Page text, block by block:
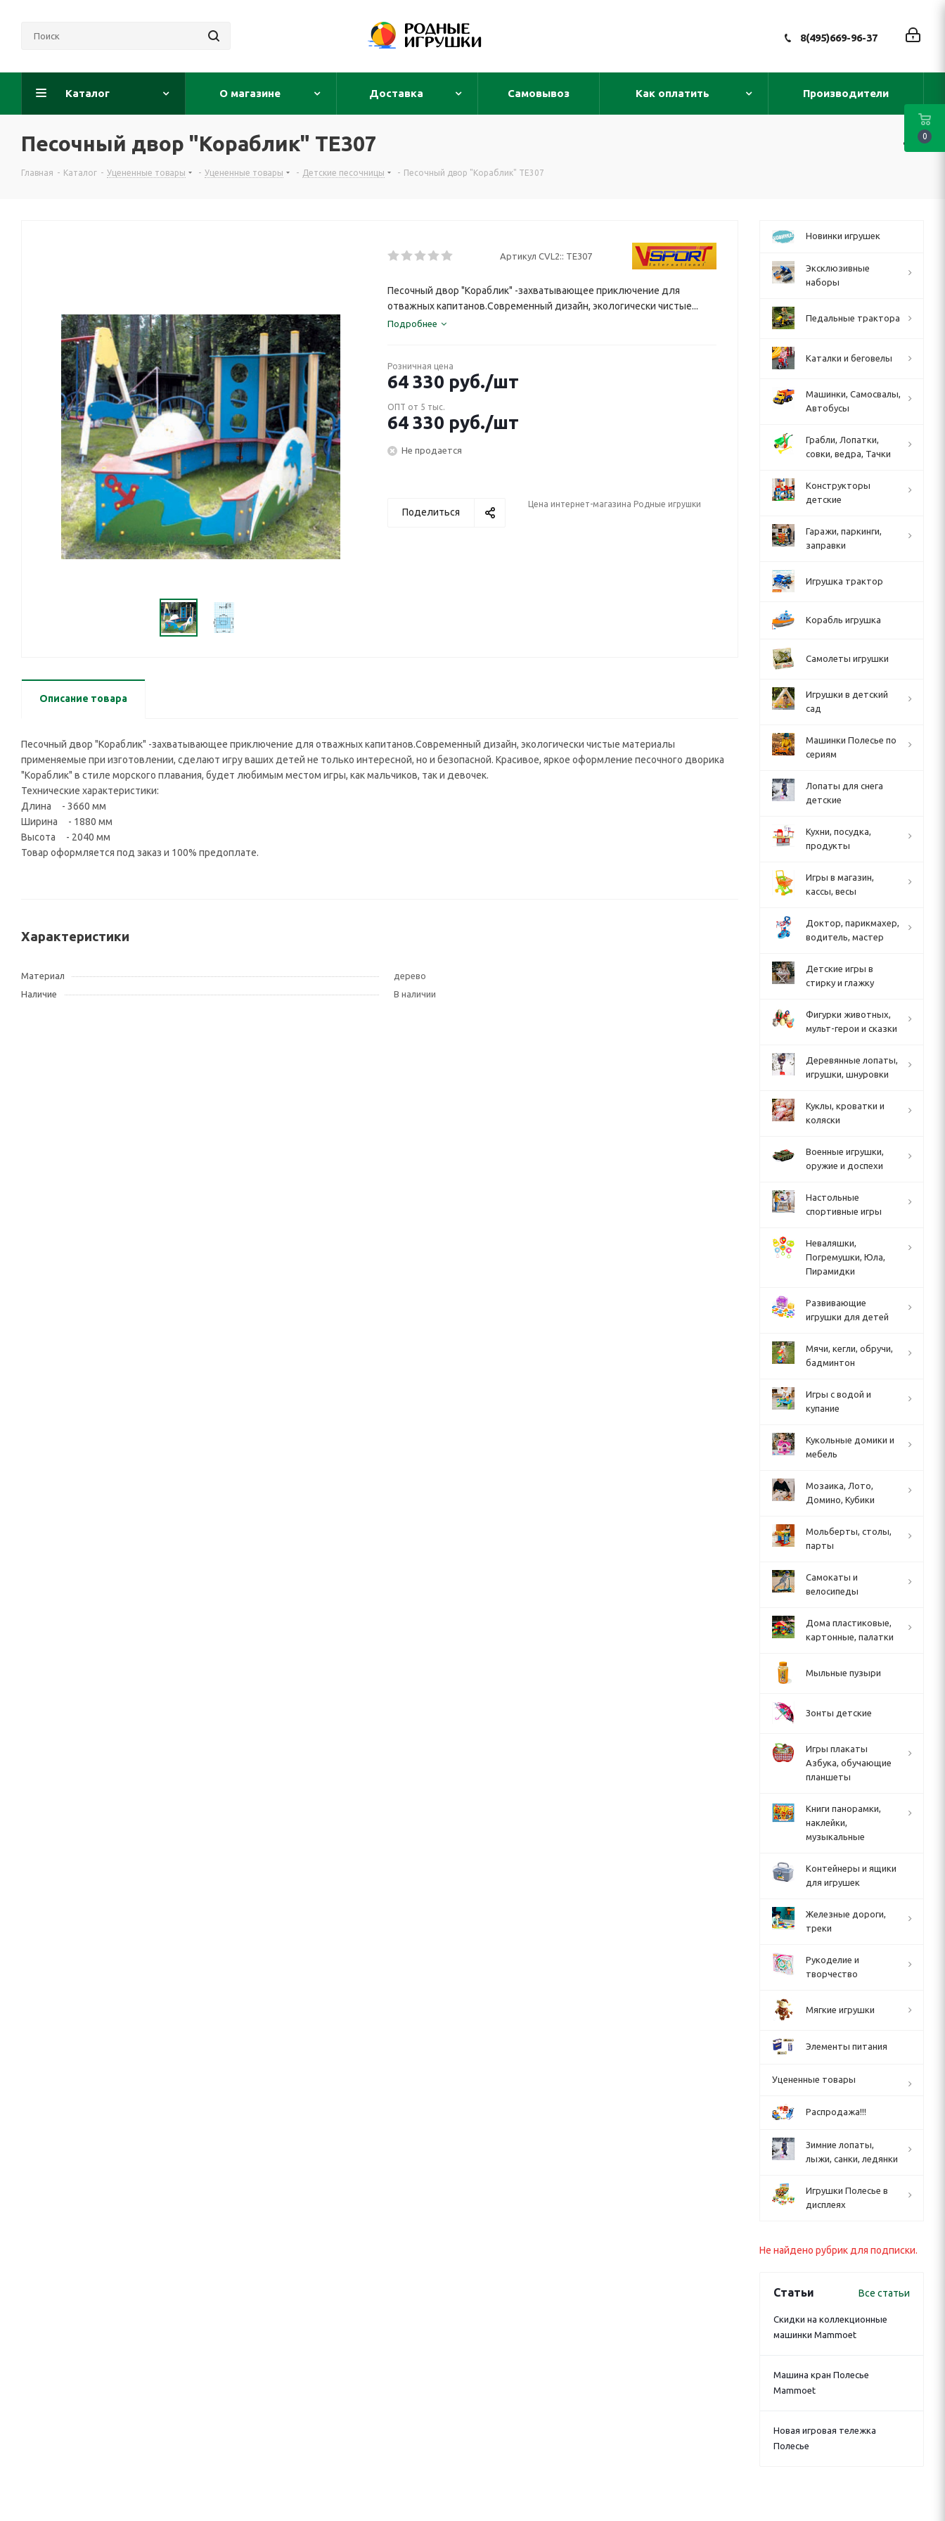
8(495)669-96-37
Каталог О магазине Доставка Самовывоз Как оплатить Производители
Песочный двор "Кораблик" ТЕ307
Главная - Каталог - Уцененные товары - Уцененные товары - Детские песочницы - Песочный двор "Кораблик" ТЕ307
Артикул CVL2:: ТЕ307
Песочный двор "Кораблик" -захватывающее приключение для
отважных капитанов.Современный дизайн, экологически чистые...
Подробнее
Розничная цена
64 330 руб./шт
ОПТ от 5 тыс.
64 330 руб./шт
Не продается
Поделиться
Цена интернет-магазина Родные игрушки
Описание товара
Песочный двор "Кораблик" -захватывающее приключение для отважных капитанов.Современный дизайн, экологически чистые материалы
применяемые при изготовлении, сделают игру ваших детей не только интересной, но и безопасной. Красивое, яркое оформление песочного дворика
"Кораблик" в стиле морского плавания, будет любимым местом игры, как мальчиков, так и девочек.
Технические характеристики:
Длина - 3660 мм
Ширина - 1880 мм
Высота - 2040 мм
Товар оформляется под заказ и 100% предоплате.
Характеристики
Материал
дерево
Наличие
В наличии
Новинки игрушек
Эксклюзивные
наборы
Педальные трактора
Каталки и беговелы
Машинки, Самосвалы,
Автобусы
Грабли, Лопатки,
совки, ведра, Тачки
Конструкторы
детские
Гаражи, паркинги,
заправки
Игрушка трактор
Корабль игрушка
Самолеты игрушки
Игрушки в детский
сад
Машинки Полесье по
сериям
Лопаты для снега
детские
Кухни, посудка,
продукты
Игры в магазин,
кассы, весы
Доктор, парикмахер,
водитель, мастер
Детские игры в
стирку и глажку
Фигурки животных,
мульт-герои и сказки
Деревянные лопаты,
игрушки, шнуровки
Куклы, кроватки и
коляски
Военные игрушки,
оружие и доспехи
Настольные
спортивные игры
Неваляшки,
Погремушки, Юла,
Пирамидки
Развивающие
игрушки для детей
Мячи, кегли, обручи,
бадминтон
Игры с водой и
купание
Кукольные домики и
мебель
Мозаика, Лото,
Домино, Кубики
Мольберты, столы,
парты
Cамокаты и
велосипеды
Дома пластиковые,
картонные, палатки
Мыльные пузыри
Зонты детские
Игры плакаты
Азбука, обучающие
планшеты
Книги панорамки,
наклейки,
музыкальные
Контейнеры и ящики
для игрушек
Железные дороги,
треки
Рукоделие и
творчество
Мягкие игрушки
Элементы питания
Уцененные товары
Распродажа!!!
Зимние лопаты,
лыжи, санки, ледянки
Игрушки Полесье в
дисплеях
Не найдено рубрик для подписки.
Статьи Все статьи
Скидки на коллекционные
машинки Mammoet
Машина кран Полесье
Mammoet
Новая игровая тележка
Полесье
0